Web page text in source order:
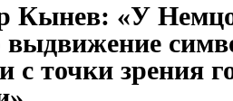
Кынев: «У
с точки зрения